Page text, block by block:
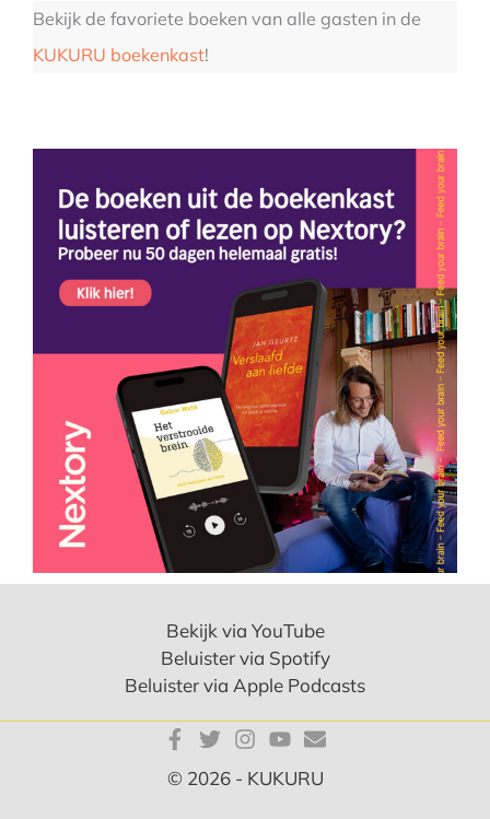
Bekijk de favoriete boeken van alle gasten in de
KUKURU boekenkast!
Bekijk via YouTube
Beluister via Spotify
Beluister via Apple Podcasts
© 2026 - KUKURU